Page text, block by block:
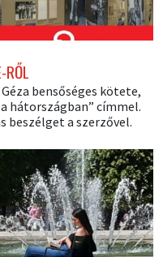
RŐL
bensőséges kötete,
a hátországban” címmel.
beszélget a szerzővel.